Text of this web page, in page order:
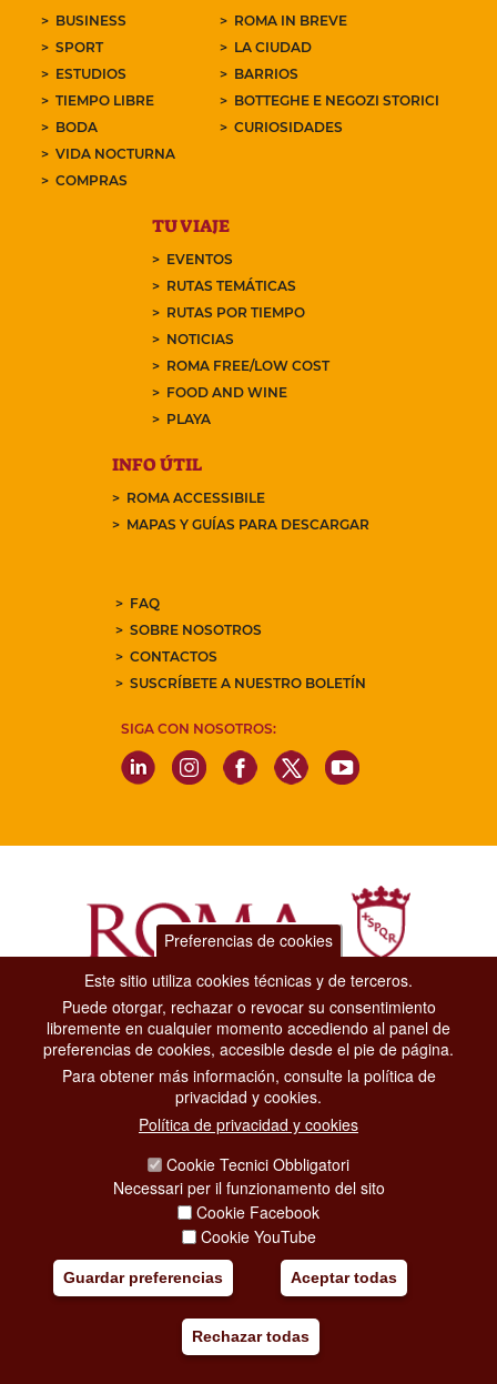
BUSINESS
SPORT
ESTUDIOS
TIEMPO LIBRE
BODA
VIDA NOCTURNA
COMPRAS
ROMA IN BREVE
LA CIUDAD
BARRIOS
BOTTEGHE E NEGOZI STORICI
CURIOSIDADES
TU VIAJE
EVENTOS
RUTAS TEMÁTICAS
RUTAS POR TIEMPO
NOTICIAS
ROMA FREE/LOW COST
FOOD AND WINE
PLAYA
INFO ÚTIL
ROMA ACCESSIBILE
MAPAS Y GUÍAS PARA DESCARGAR
FAQ
SOBRE NOSOTROS
CONTACTOS
SUSCRÍBETE A NUESTRO BOLETÍN
SIGA CON NOSOTROS:
Dipartimento Grandi Eventi, Sport, Turismo e Moda.
Via di San Basilio, 51
00187 Roma
CONTACT CENTER TEL. 06 06 08
CONTATTA LA REDAZIONE
SOCIAL MEDIA POLICY
COPYRIGHT
Preferencias de cookies
Este sitio utiliza cookies técnicas y de terceros.
Puede otorgar, rechazar o revocar su consentimiento
libremente en cualquier momento accediendo al panel de
preferencias de cookies, accesible desde el pie de página.
Para obtener más información, consulte la política de
privacidad y cookies.
Política de privacidad y cookies
Cookie Tecnici Obbligatori
Necessari per il funzionamento del sito
Cookie Facebook
Cookie YouTube
Guardar preferencias Aceptar todas
Rechazar todas